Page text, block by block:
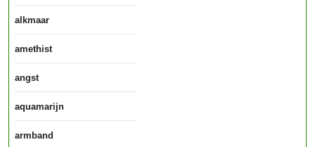
alkmaar
amethist
angst
aquamarijn
armband